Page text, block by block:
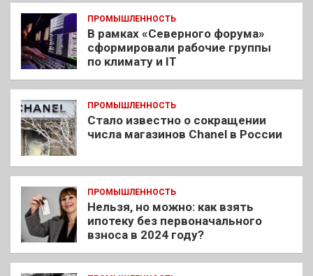
ПРОМЫШЛЕННОСТЬ
В рамках «Северного форума»
сформировали рабочие группы
по климату и IT
ПРОМЫШЛЕННОСТЬ
Стало известно о сокращении
числа магазинов Chanel в России
ПРОМЫШЛЕННОСТЬ
Нельзя, но можно: как взять
ипотеку без первоначального
взноса в 2024 году?